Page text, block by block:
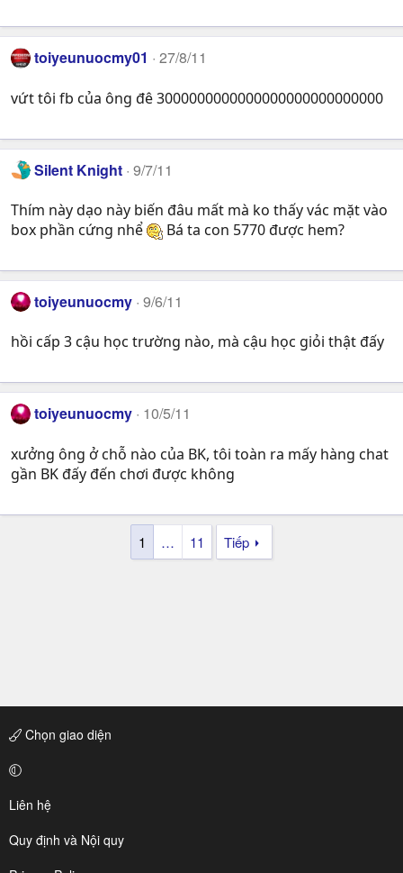
toiyeunuocmy01 27/8/11
vứt tôi fb của ông đê 3000000000000000000000000000
Silent Knight 9/7/11
Thím này dạo này biến đâu mất mà ko thấy vác mặt vào
box phần cứng nhể
Bá ta con 5770 được hem?
toiyeunuocmy 9/6/11
hồi cấp 3 cậu học trường nào, mà cậu học giỏi thật đấy
toiyeunuocmy 10/5/11
xưởng ông ở chỗ nào của BK, tôi toàn ra mấy hàng chat
gần BK đấy đến chơi được không
1 … 11 Tiếp
Chọn giao diện
Liên hệ
Quy định và Nội quy